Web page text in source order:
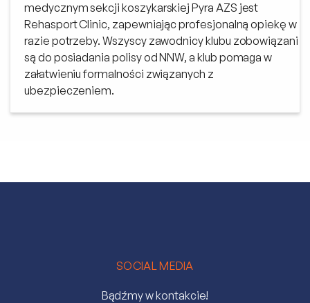
medycznym sekcji koszykarskiej Pyra AZS jest
Rehasport Clinic, zapewniając profesjonalną opiekę w
razie potrzeby. Wszyscy zawodnicy klubu zobowiązani
są do posiadania polisy od NNW, a klub pomaga w
załatwieniu formalności związanych z
ubezpieczeniem.
SOCIAL MEDIA
Bądźmy w kontakcie!